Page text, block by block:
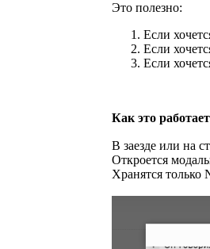
Это полезно:
Если
Если
Если
Как это
В заезде или на
Откроется
Хранятся только